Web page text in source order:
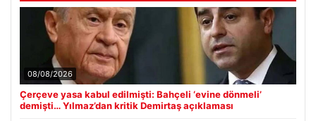
08/08/2026
Çerçeve yasa kabul edilmişti: Bahçeli ‘evine dönmeli’
demişti… Yılmaz’dan kritik Demirtaş açıklaması